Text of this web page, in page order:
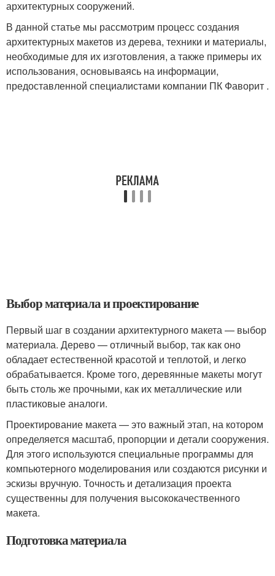
архитектурных сооружений.
В данной статье мы рассмотрим процесс создания
архитектурных макетов из дерева, техники и материалы,
необходимые для их изготовления, а также примеры их
использования, основываясь на информации,
предоставленной специалистами компании ПК Фаворит .
Выбор материала и проектирование
Первый шаг в создании архитектурного макета — выбор
материала. Дерево — отличный выбор, так как оно
обладает естественной красотой и теплотой, и легко
обрабатывается. Кроме того, деревянные макеты могут
быть столь же прочными, как их металлические или
пластиковые аналоги.
Проектирование макета — это важный этап, на котором
определяется масштаб, пропорции и детали сооружения.
Для этого используются специальные программы для
компьютерного моделирования или создаются рисунки и
эскизы вручную. Точность и детализация проекта
существенны для получения высококачественного
макета.
Подготовка материала